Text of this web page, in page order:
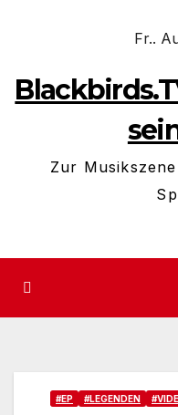
Fr..
Zur
#EP #LEGENDEN